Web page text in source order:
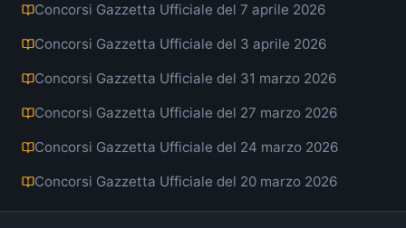
Concorsi Gazzetta Ufficiale del 7 aprile 2026
Concorsi Gazzetta Ufficiale del 3 aprile 2026
Concorsi Gazzetta Ufficiale del 31 marzo 2026
Concorsi Gazzetta Ufficiale del 27 marzo 2026
Concorsi Gazzetta Ufficiale del 24 marzo 2026
Concorsi Gazzetta Ufficiale del 20 marzo 2026